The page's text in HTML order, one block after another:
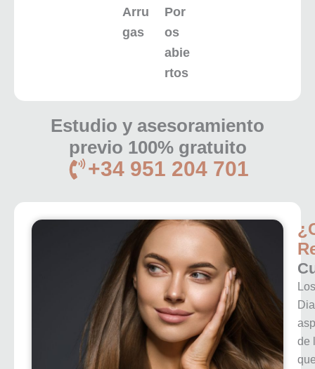
Arru
gas
Por
os
abie
rtos
Estudio y asesoramiento
previo 100% gratuito
+34 951 204 701
de